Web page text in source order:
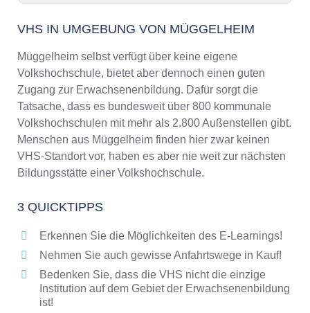
3 Quicktipps
Checkliste: VHS-Kurse rund um Müggelheim
Keine VHS in Müggelheim
Online-Kurse: Pro und Contra
Online-Kurse als alternative Angebote zu
VHS-Kursen
Die VHS als Inbegriff der Erwachsenenbildung
Das bundesweite Netzwerk der
Abendschulen rund um Müggelheim
Bildungsangebote der VHS
VHS IN UMGEBUNG VON MÜGGELHEIM
Müggelheim selbst verfügt über keine eigene
Volkshochschule, bietet aber dennoch einen guten
Zugang zur Erwachsenenbildung. Dafür sorgt die
Tatsache, dass es bundesweit über 800 kommunale
Volkshochschulen mit mehr als 2.800 Außenstellen gibt.
Menschen aus Müggelheim finden hier zwar keinen
VHS-Standort vor, haben es aber nie weit zur nächsten
Bildungsstätte einer Volkshochschule.
3 QUICKTIPPS
Erkennen Sie die Möglichkeiten des E-Learnings!
Nehmen Sie auch gewisse Anfahrtswege in Kauf!
Bedenken Sie, dass die VHS nicht die einzige
Institution auf dem Gebiet der Erwachsenenbildung
ist!